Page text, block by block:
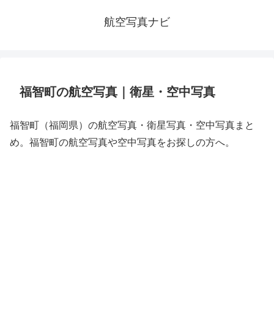
航空写真ナビ
福智町の航空写真｜衛星・空中写真
福智町（福岡県）の航空写真・衛星写真・空中写真まと
め。福智町の航空写真や空中写真をお探しの方へ。